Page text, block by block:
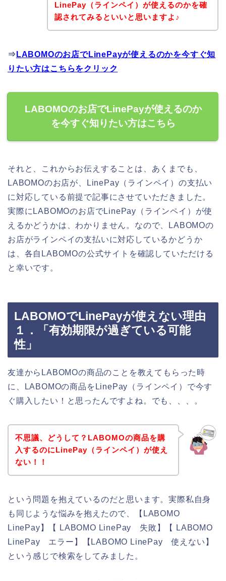
LinePay（ラインペイ）が使えるのかを確
認されてみるといいと思いますよ♪
⇒ LABOMOのお店でLinePayが使えるのかを今すぐ知
りたい方はこちらをクリック
LABOMOのお店でLinePayが使えるのか
を今すぐ知りたい方はこちら
それと、これからお伝えすることは、あくまでも、
LABOMOのお店が、LinePay（ラインペイ）の支払い
に対応している前提で記事にさせていただきました。
実際にLABOMOのお店でLinePay（ラインペイ）が使
えるかどうかは、わかりません。なので、LABOMOの
お店がラインペイの支払いに対応しているかどうか
は、各自LABOMOの公式サイトを確認していただける
と幸いです。
LABOMOでLinePayが使えない理由
１．「有効期限が過ぎている可能
性」
友達からLABOMOの商品のことを教えてもらった時
に、LABOMOの商品をLinePay（ラインペイ）で今す
ぐ購入したい！と思ったんですよね。でも、、、。
不思議、どうして？LABOMOの商品を購
入するのにLinePay（ラインペイ）が使え
ない！！
という問題を抱えているのだと思います。実際私自身
も同じような悩みを抱えたので、【LABOMO
LinePay】【 LABOMO LinePay 失敗】【 LABOMO
LinePay エラー】【LABOMO LinePay 使えない】
という感じで検索をしてみました。